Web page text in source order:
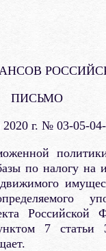
ПИСЬМО
2020 г. № 03-05-
по налогу на
Российской
7 статьи